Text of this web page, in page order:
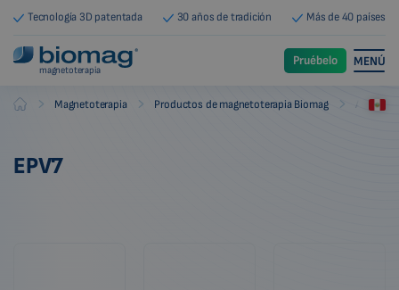
Tecnología 3D patentada 30 años de tradición Más de 40 países
magnetoterapia
Pruébelo MENÚ
Biomag Magnetoterapia Productos de magnetoterapia Biomag
EPV7